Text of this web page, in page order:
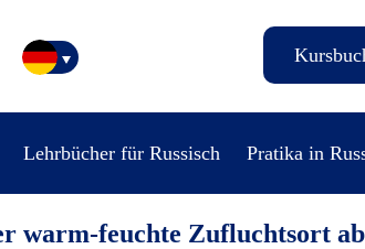
Lehrbücher für Russisch Pratika in
warm-feuchte Zufluchtsort